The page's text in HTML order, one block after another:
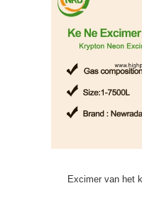
Excimer van het